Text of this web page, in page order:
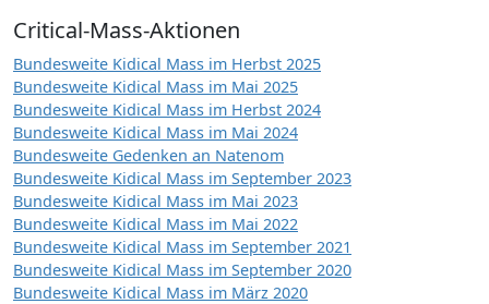
Critical-Mass-Aktionen
Bundesweite Kidical Mass im Herbst 2025
Bundesweite Kidical Mass im Mai 2025
Bundesweite Kidical Mass im Herbst 2024
Bundesweite Kidical Mass im Mai 2024
Bundesweite Gedenken an Natenom
Bundesweite Kidical Mass im September 2023
Bundesweite Kidical Mass im Mai 2023
Bundesweite Kidical Mass im Mai 2022
Bundesweite Kidical Mass im September 2021
Bundesweite Kidical Mass im September 2020
Bundesweite Kidical Mass im März 2020